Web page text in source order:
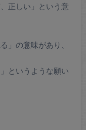
正しい」という意
」の意味があり、
」というような願い